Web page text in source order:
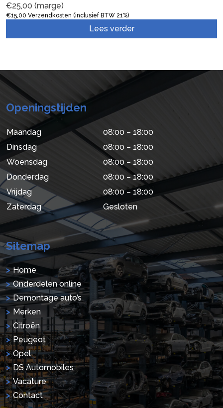
€25,00 (marge)
€15,00 Verzendkosten (inclusief BTW 21%)
Lees verder
Openingstijden
Maandag
08:00 – 18:00
Dinsdag
08:00 – 18:00
Woensdag
08:00 – 18:00
Donderdag
08:00 – 18:00
Vrijdag
08:00 – 18:00
Zaterdag
Gesloten
Sitemap
Home
Onderdelen online
Demontage auto’s
Merken
Citroën
Peugeot
Opel
DS Automobiles
Vacature
Contact